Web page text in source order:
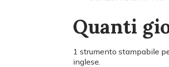
Quanti
1 strumento stampabile
inglese.